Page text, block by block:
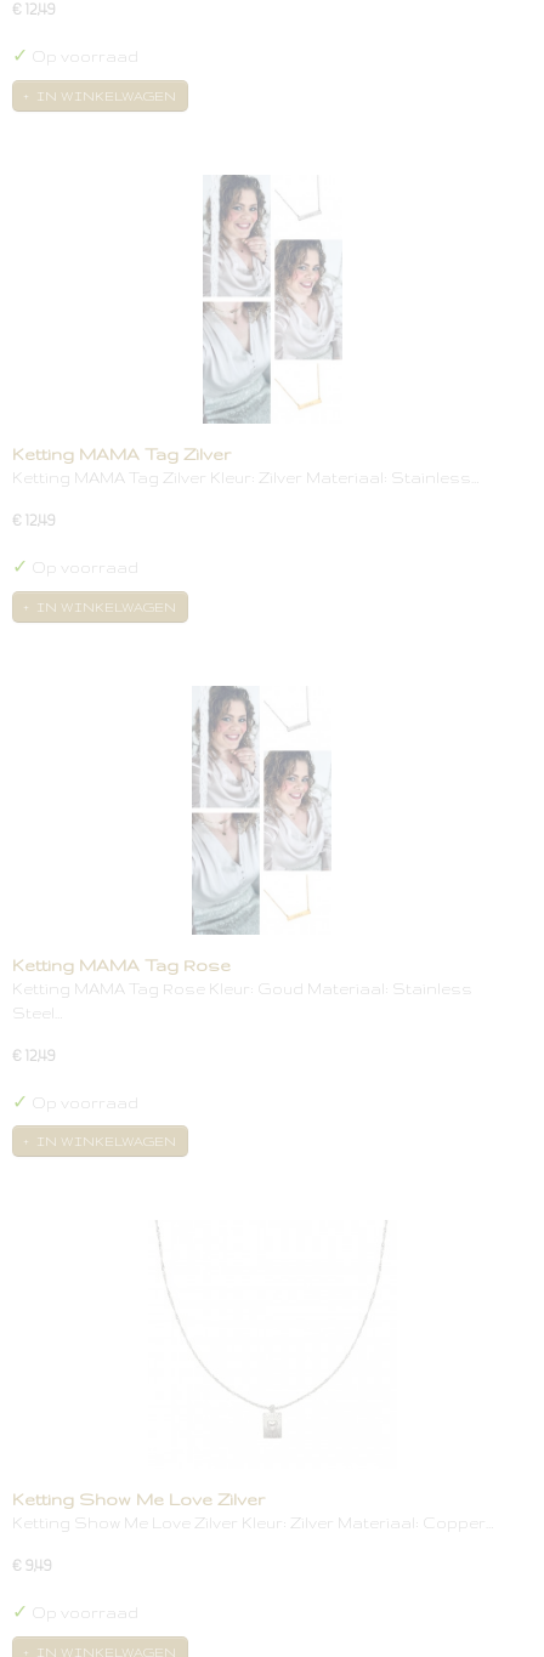
€ 12,49
✓ Op voorraad
IN WINKELWAGEN
Ketting MAMA Tag Zilver
Ketting MAMA Tag Zilver Kleur: Zilver Materiaal: Stainless…
€ 12,49
✓ Op voorraad
IN WINKELWAGEN
Ketting MAMA Tag Rose
Ketting MAMA Tag Rose Kleur: Goud Materiaal: Stainless
Steel…
€ 12,49
✓ Op voorraad
IN WINKELWAGEN
Ketting Show Me Love Zilver
Ketting Show Me Love Zilver Kleur: Zilver Materiaal: Copper…
€ 9,49
✓ Op voorraad
IN WINKELWAGEN